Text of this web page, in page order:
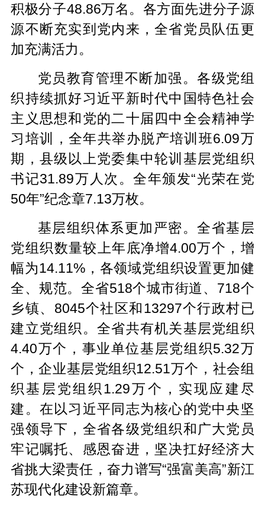
积极分子48.86万名。各方面先进分子源
源不断充实到党内来，全省党员队伍更
加充满活力。
党员教育管理不断加强。各级党组
织持续抓好习近平新时代中国特色社会
主义思想和党的二十届四中全会精神学
习培训，全年共举办脱产培训班6.09万
期，县级以上党委集中轮训基层党组织
书记31.89万人次。全年颁发“光荣在党
50年”纪念章7.13万枚。
基层组织体系更加严密。全省基层
党组织数量较上年底净增4.00万个，增
幅为14.11%，各领域党组织设置更加健
全、规范。全省518个城市街道、718个
乡镇、8045个社区和13297个行政村已
建立党组织。全省共有机关基层党组织
4.40万个，事业单位基层党组织5.32万
个，企业基层党组织12.51万个，社会组
织基层党组织1.29万个，实现应建尽
建。在以习近平同志为核心的党中央坚
强领导下，全省各级党组织和广大党员
牢记嘱托、感恩奋进，坚决扛好经济大
省挑大梁责任，奋力谱写“强富美高”新江
苏现代化建设新篇章。